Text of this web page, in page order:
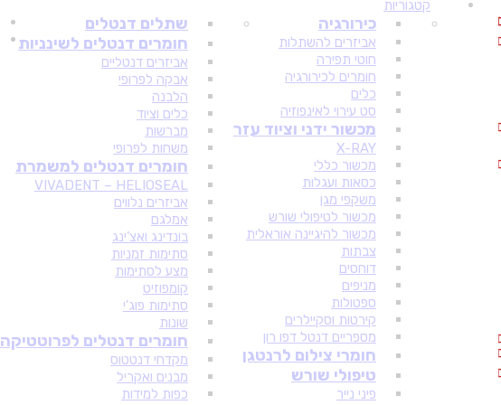
קטגוריות
כירורגיה
אביזרים להשתלות
חוטי תפירה
חומרים לכירורגיה
כלים
סט עירוי לאינפוזיה
מכשור ידני וציוד עזר
X-RAY
מכשור כללי
כסאות ועגלות
משקפי מגן
מכשור לטיפולי שורש
מכשור להיגיינה אוראלית
צבתות
דוחסים
מניפים
ספטולות
קירטות וסקיילרים
מספריים דנטל דפו רון
חומרי צילום לרנטגן
טיפולי שורש
פיני נייר
שתלים דנטלים
חומרים דנטלים לשינניות
אביזרים דנטליים
אבקה לפרופי
הלבנה
כלים וציוד
מברשות
משחות לפרופי
חומרים דנטלים למשמרת
VIVADENT – HELIOSEAL
אביזרים נלווים
אמלגם
בונדינג ואצ’ינג
סתימות זמניות
מצע לסתימות
קומפוזיט
סתימות פוג’י
שונות
חומרים דנטלים לפרוטטיקה
מקדחי דנטטוס
מבנים ואקריל
כפות למידות